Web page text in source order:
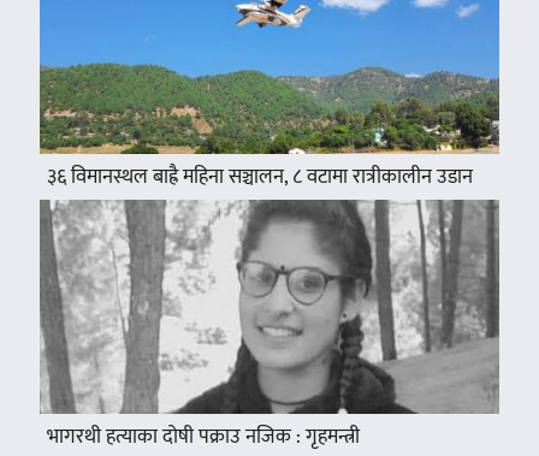
३६ विमानस्थल बाह्रै महिना सञ्चालन, ८ वटामा रात्रीकालीन उडान
भागरथी हत्याका दोषी पक्राउ नजिक : गृहमन्त्री